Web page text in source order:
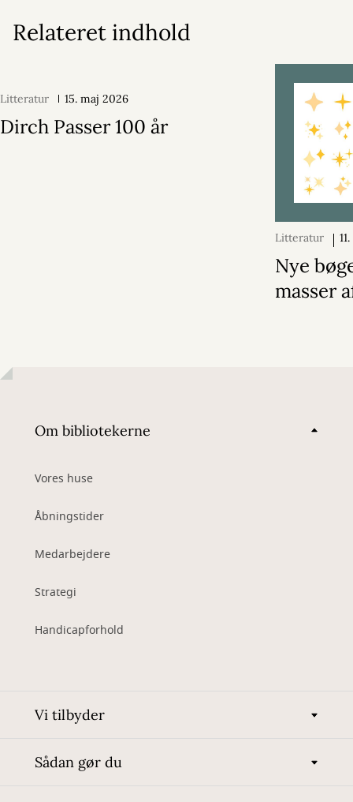
Relateret indhold
Litteratur 15. maj 2026
Dirch Passer 100 år
Litteratur
2025
Nye
masser
Om bibliotekerne
Vores huse
Åbningstider
Medarbejdere
Strategi
Handicapforhold
Vi tilbyder
Sådan gør du